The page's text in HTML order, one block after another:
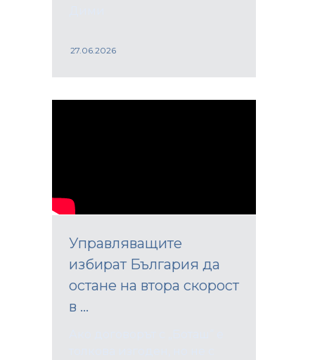
27.06.2026
Управляващите
избират България да
остане на втора скорост
в ...